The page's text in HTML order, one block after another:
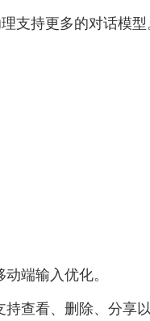
支持更多的对话模型
动端输入优化。
持查看、删除、分享